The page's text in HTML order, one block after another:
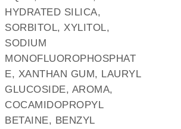
HYDRATED SILICA,
SORBITOL, XYLITOL,
SODIUM
MONOFLUOROPHOSPHAT
E, XANTHAN GUM, LAURYL
GLUCOSIDE, AROMA,
COCAMIDOPROPYL
BETAINE, BENZYL